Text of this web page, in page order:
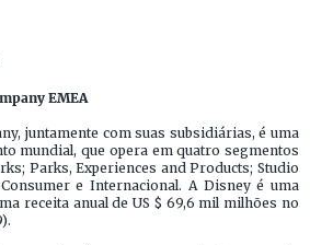
EMEA
juntamente com suas subsidiárias, é uma
mundial, que opera em quatro segmentos
Parks, Experiences and Products; Studio
e Internacional. A Disney é uma
receita anual de US $ 69,6 mil milhões no